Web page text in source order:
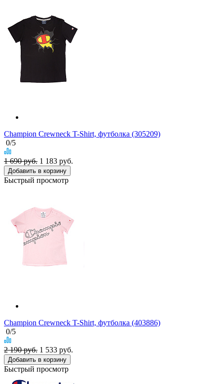
Champion Crewneck T-Shirt, футболка (305209)
0/5
1 690 руб. 1 183 руб.
Добавить в корзину
Быстрый просмотр
Champion Crewneck T-Shirt, футболка (403886)
0/5
2 190 руб. 1 533 руб.
Добавить в корзину
Быстрый просмотр